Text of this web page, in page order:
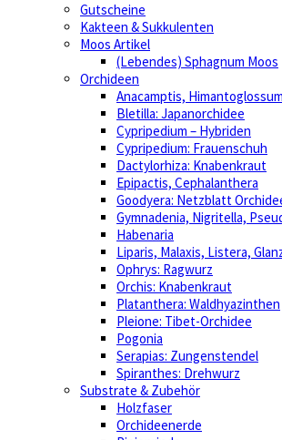
Gutscheine
Kakteen & Sukkulenten
Moos Artikel
(Lebendes) Sphagnum Moos
Orchideen
Anacamptis,
Bletilla: Japanorchidee
Cypripedium – Hybriden
Cypripedium: Frauenschuh
Dactylorhiza: Knabenkraut
Epipactis, Cephalanthera
Goodyera: Netzblatt
Gymnadenia, Nigritella,
Habenaria
Liparis, Malaxis, Listera,
Ophrys: Ragwurz
Orchis: Knabenkraut
Platanthera: Waldhyazinthen
Pleione: Tibet-Orchidee
Pogonia
Serapias: Zungenstendel
Spiranthes: Drehwurz
Substrate & Zubehör
Holzfaser
Orchideenerde